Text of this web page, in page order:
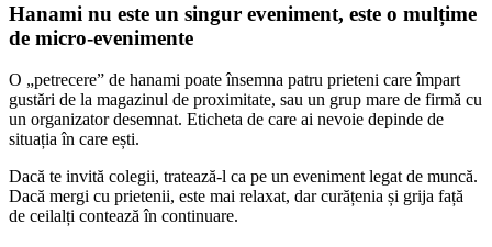
Hanami nu este un singur eveniment, este o mulțime
de micro-evenimente
O „petrecere” de hanami poate însemna patru prieteni care împart
gustări de la magazinul de proximitate, sau un grup mare de firmă cu
un organizator desemnat. Eticheta de care ai nevoie depinde de
situația în care ești.
Dacă te invită colegii, tratează-l ca pe un eveniment legat de muncă.
Dacă mergi cu prietenii, este mai relaxat, dar curățenia și grija față
de ceilalți contează în continuare.